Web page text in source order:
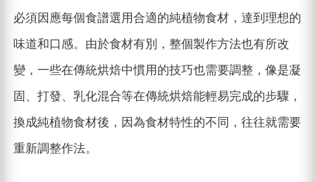
必須因應每個食譜選用合適的純植物食材，達到理想的
味道和口感。由於食材有別，整個製作方法也有所改
變，一些在傳統烘焙中慣用的技巧也需要調整，像是凝
固、打發、乳化混合等在傳統烘焙能輕易完成的步驟，
換成純植物食材後，因為食材特性的不同，往往就需要
重新調整作法。